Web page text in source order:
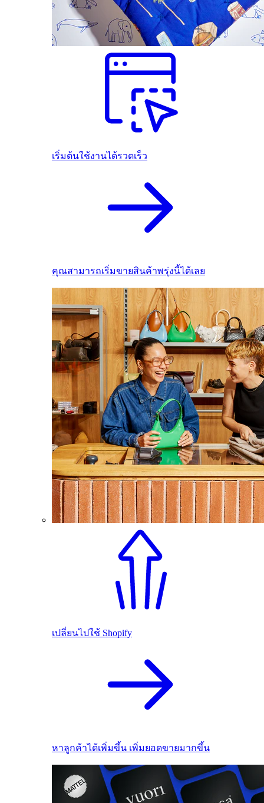
เริ่มต้นใช้งานได้รวดเร็ว
คุณสามารถเริ่มขายสินค้าพรุ่งนี้ได้เลย
เปลี่ยนไปใช้ Shopify
หาลูกค้าได้เพิ่มขึ้น เพิ่มยอดขายมากขึ้น